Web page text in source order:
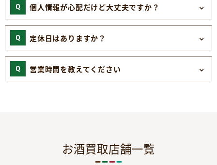
個人情報が心配だけど大丈夫ですか？
定休日はありますか？
営業時間を教えてください
お酒買取店舗一覧